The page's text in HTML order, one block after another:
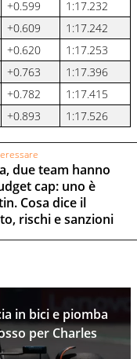
+0.599
1:17.232
+0.609
1:17.242
+0.620
1:17.253
+0.763
1:17.396
+0.782
1:17.415
+0.893 1:17.526
due team hanno
cap: uno è
Cosa dice il
rischi e sanzioni
in bici e piomba
per Charles